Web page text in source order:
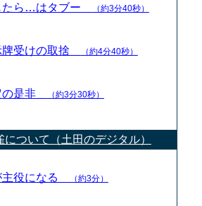
たら…はタブー （約3分40秒）
牌受けの取捨 （約4分40秒）
の是非 （約3分30秒）
ついて（土田のデジタル）
主役になる （約3分）